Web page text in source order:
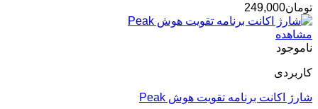
تومان249,000
مشاهده
ناموجود
کاربردی
شارژ اکانت برنامه تقویت هوش Peak